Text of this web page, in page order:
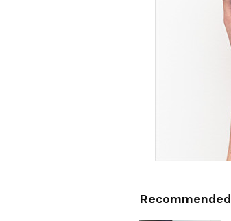
Recommended